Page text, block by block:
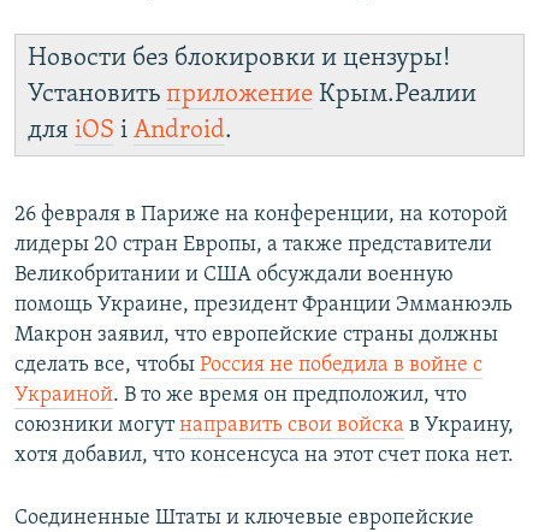
Новости без блокировки и цензуры!
Установить приложение Крым.Реалии
для iOS і Android.
26 февраля в Париже на конференции, на которой
лидеры 20 стран Европы, а также представители
Великобритании и США обсуждали военную
помощь Украине, президент Франции Эмманюэль
Макрон заявил, что европейские страны должны
сделать все, чтобы Россия не победила в войне с
Украиной. В то же время он предположил, что
союзники могутнаправить свои войска в Украину,
хотя добавил, что консенсуса на этот счет пока нет.
Соединенные Штаты и ключевые европейские